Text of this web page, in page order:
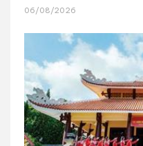
06/08/2026